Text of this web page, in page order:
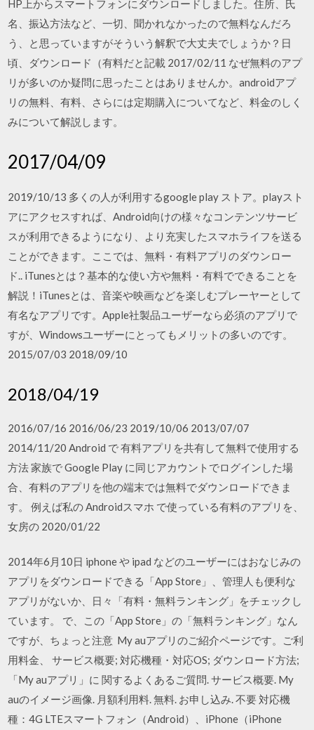
HP上からスマートフォンにダウンロードしました。住所、氏
名、振込方法など、一切、聞かれなかったので無料なんだろ
う、と思っていますがそういう解釈で大丈夫でしょうか？日
頃、ダウンロード（有料だと記載 2017/02/11 なぜ無料のアプ
リが多いのか疑問に思ったことはありませんか。androidアプ
リの無料、有料、さらには定期購入についてなど、料金のしく
みについて解説します。
2017/04/09
2019/10/13 多くの人が利用するgoogle play ストア。playスト
アにアクセスすれば、Android向けの様々なコンテンツサービ
スが利用できるようになり、より充実したスマホライフを送る
ことができます。ここでは、無料・有料アプリのダウンロー
ド.. iTunesとは？基本的な使い方や無料・有料でできることを
解説！iTunesとは、音楽や映画などを楽しむプレーヤーとして
有名なアプリです。Apple社製品ユーザーなら必須のアプリで
すが、Windowsユーザーにとってもメリットの多いのです。
2015/07/03 2018/09/10
2018/04/19
2016/07/16 2016/06/23 2019/10/06 2013/07/07
2014/11/20 Android で 有料アプリを共有して無料で使用する
方法 家族で Google Play に同じアカウントでログインした場
合、有料のアプリを他の端末では無料でダウンロードできま
す。 例えば私の Androidスマホ で使っている有料のアプリを、
女房の 2020/01/22
2014年6月10日 iphone や ipad などのユーザーにはおなじみの
アプリをダウンロードできる「App Store」、管理人も便利な
アプリがないか、日々「有料・無料ランキング」をチェックし
ています。 で、この「App Store」の「無料ランキング」なん
ですが、ちょっと注意 My auアプリのご紹介ページです。ご利
用料金、 サービス概要; 対応機種・対応OS; ダウンロード方法;
「My auアプリ」に 関するよくあるご質問. サービス概要. My
auのイメージ画像. 月額利用料. 無料. お申し込み. 不要 対応機
種：4G LTEスマートフォン（Android）、iPhone（iPhone